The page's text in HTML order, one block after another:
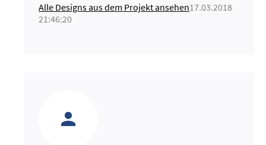
Alle Designs aus dem Projekt ansehen17.03.2018
21:46:20